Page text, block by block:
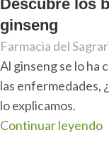
Descubre los
ginseng
Farmacia del
Al ginseng se lo ha
las enfermedades,
lo explicamos.
Continuar leyendo